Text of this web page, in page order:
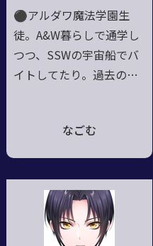
が、笑顔を絶やさない元
気な子。
⚫アルダワ魔法学園生
徒。A&W暮らしで通学し
つつ、SSWの宇宙船でバ
イトしてたり。過去の記
からない。同居人のポノ
が名付けてくれた⚫女子
の腕も磨いているつも
り。可愛い服やリボン、
読書が好き。基本おっと
なごむ